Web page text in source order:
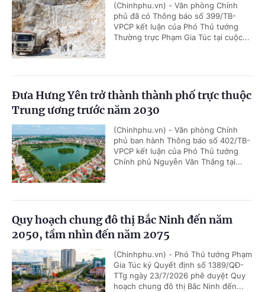
(Chinhphu.vn) - Văn phòng Chính
phủ đã có Thông báo số 399/TB-
VPCP kết luận của Phó Thủ tướng
Thường trực Phạm Gia Túc tại cuộc...
Đưa Hưng Yên trở thành thành phố trực thuộc
Trung ương trước năm 2030
(Chinhphu.vn) - Văn phòng Chính
phủ ban hành Thông báo số 402/TB-
VPCP kết luận của Phó Thủ tướng
Chính phủ Nguyễn Văn Thắng tại...
Quy hoạch chung đô thị Bắc Ninh đến năm
2050, tầm nhìn đến năm 2075
(Chinhphu.vn) - Phó Thủ tướng Phạm
Gia Túc ký Quyết định số 1389/QĐ-
TTg ngày 23/7/2026 phê duyệt Quy
hoạch chung đô thị Bắc Ninh đến...